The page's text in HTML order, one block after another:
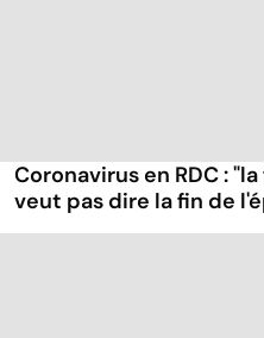
Coronavirus en RDC :
veut pas dire la fin de